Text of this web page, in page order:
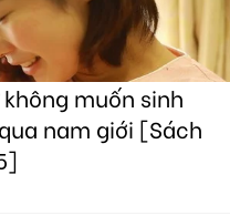
muốn sinh
nam giới [Sách